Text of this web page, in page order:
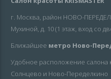
г. Москва, район НОВО-
Мухиной, д. 10 (1 этаж, вход со
Ближайшее метро Ново-
Удобное расположение салона
Солнцево и Ново-Переделкино